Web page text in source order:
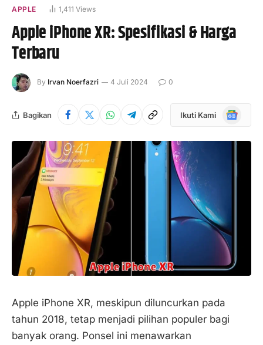
APPLE 1,411 Views
Apple iPhone XR: Spesifikasi & Harga
Terbaru
By Irvan Noerfazri 4 Juli 2024 0
Bagikan Ikuti Kami
Google
Apple iPhone XR, meskipun diluncurkan pada
tahun 2018, tetap menjadi pilihan populer bagi
banyak orang. Ponsel ini menawarkan